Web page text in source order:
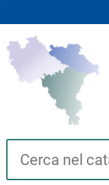
Cerca su "Catalogo"